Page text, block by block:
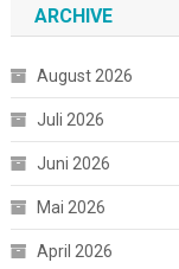
ARCHIVE
August 2026
Juli 2026
Juni 2026
Mai 2026
April 2026